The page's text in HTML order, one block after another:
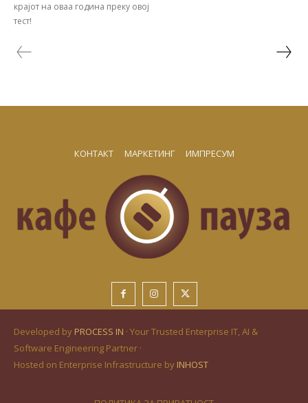
крајот на оваа година преку овој
тест!
КОНТАКТ МАРКЕТИНГ ИМПРЕСУМ
Developed by PROCESS IN · Your Trusted Enterprise IT, AI &
Software Engineering Partner ·
Hosted on Enterprise Infrastructure by INHOST